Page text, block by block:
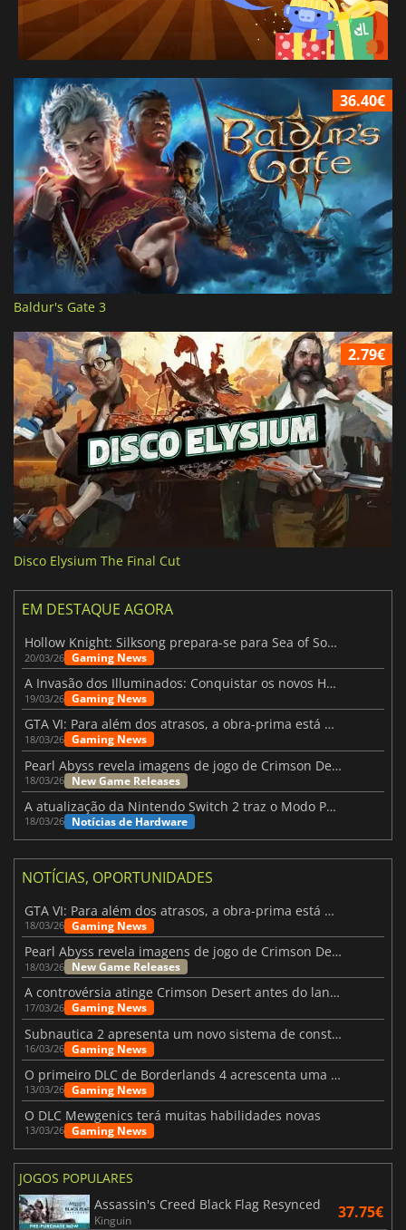
36.40€
Baldur's Gate 3
2.79€
Disco Elysium The Final Cut
EM DESTAQUE AGORA
Hollow Knight: Silksong prepara-se para Sea of Sorrow com um patch
20/03/26 Gaming News
A Invasão dos Illuminados: Conquistar os novos Helldivers 2 Atualização!
19/03/26 Gaming News
GTA VI: Para além dos atrasos, a obra-prima está quase a chegar
18/03/26 Gaming News
Pearl Abyss revela imagens de jogo de Crimson Desert para a PS5
18/03/26 New Game Releases
A atualização da Nintendo Switch 2 traz o Modo Portátil aos jogos mais antigos da Switch
18/03/26 Notícias de Hardware
NOTÍCIAS, OPORTUNIDADES
GTA VI: Para além dos atrasos, a obra-prima está quase a chegar
18/03/26 Gaming News
Pearl Abyss revela imagens de jogo de Crimson Desert para a PS5
18/03/26 New Game Releases
A controvérsia atinge Crimson Desert antes do lançamento
17/03/26 Gaming News
Subnautica 2 apresenta um novo sistema de construção de bases
16/03/26 Gaming News
O primeiro DLC de Borderlands 4 acrescenta uma nova personagem e muito mais
13/03/26 Gaming News
O DLC Mewgenics terá muitas habilidades novas
13/03/26 Gaming News
JOGOS POPULARES
Assassin's Creed Black Flag Resynced
Kinguin 37.75€